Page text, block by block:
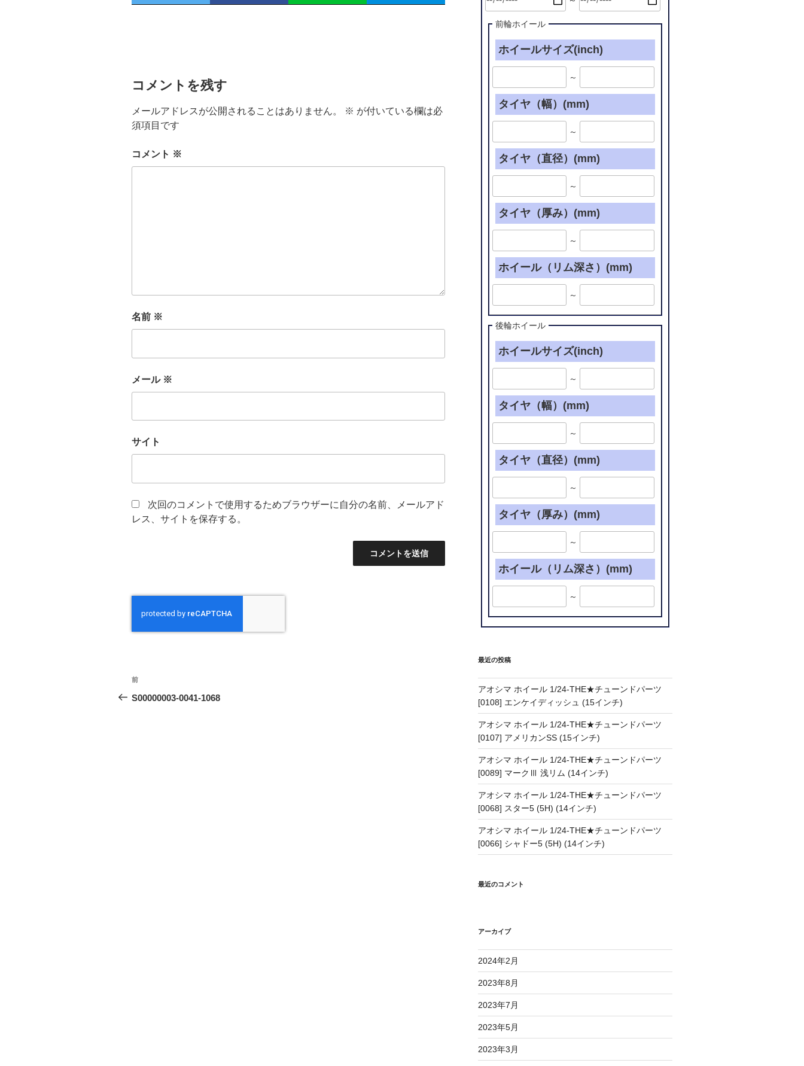
コメントを残す
メールアドレスが公開されることはありません。 ※ が付いている欄は必
須項目です
コメント ※
名前 ※
メール ※
サイト
次回のコメントで使用するためブラウザーに自分の名前、メールアド
レス、サイトを保存する。
投
稿
前
の
前
S00000003-0041-1068
前輪ホイール
ホイールサイズ(inch)
～
タイヤ（幅）(mm)
～
タイヤ（直径）(mm)
～
タイヤ（厚み）(mm)
～
ホイール（リム深さ）(mm)
～
後輪ホイール
ホイールサイズ(inch)
～
タイヤ（幅）(mm)
～
タイヤ（直径）(mm)
～
タイヤ（厚み）(mm)
～
ホイール（リム深さ）(mm)
～
最近の投稿
アオシマ ホイール 1/24-THE★チューンドパーツ
[0108] エンケイディッシュ (15インチ)
アオシマ ホイール 1/24-THE★チューンドパーツ
[0107] アメリカンSS (15インチ)
アオシマ ホイール 1/24-THE★チューンドパーツ
[0089] マークⅢ 浅リム (14インチ)
アオシマ ホイール 1/24-THE★チューンドパーツ
[0068] スター5 (5H) (14インチ)
アオシマ ホイール 1/24-THE★チューンドパーツ
[0066] シャドー5 (5H) (14インチ)
最近のコメント
アーカイブ
2024年2月
2023年8月
2023年7月
2023年5月
2023年3月